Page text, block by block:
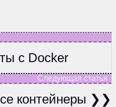
с Docker
контейнеры